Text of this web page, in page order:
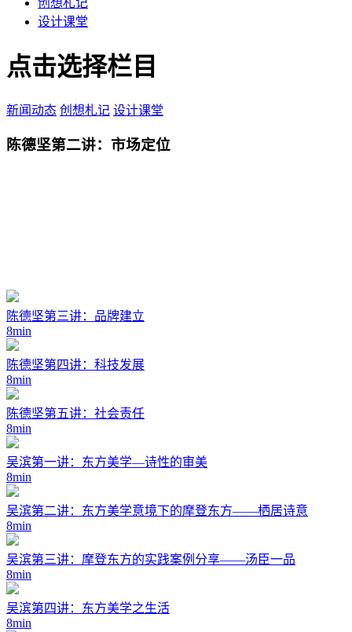
设计课堂
点击选择栏目
新闻动态 创想札记 设计课堂
陈德坚第二讲：市场定位
陈德坚第三讲：品牌建立
8min
陈德坚第四讲：科技发展
8min
陈德坚第五讲：社会责任
8min
吴滨第一讲：东方美学—诗性的审美
8min
吴滨第二讲：东方美学意境下的摩登东方——栖居诗意
8min
吴滨第三讲：摩登东方的实践案例分享——汤臣一品
8min
吴滨第四讲：东方美学之生活
8min